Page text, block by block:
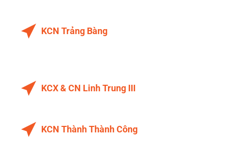
KCN Trảng Bàng
KCX & CN Linh Trung III
KCN Thành Thành Công